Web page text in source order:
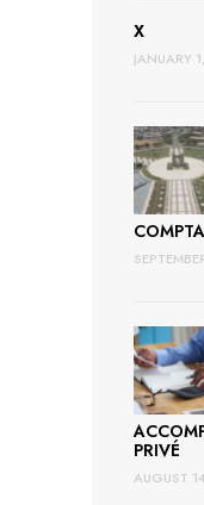
X
JANUARY
PRIVÉ
AUGUST